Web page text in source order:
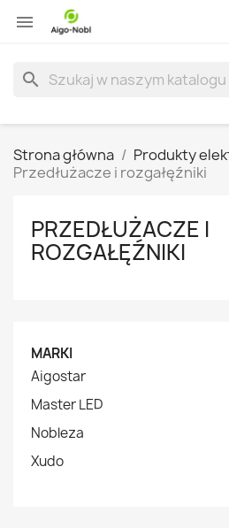

search
Strona główna
Produkty
Przedłużacze i rozgałęźniki
PRZEDŁUŻACZE I
ROZGAŁĘŹNIKI
MARKI
Aigostar
Master LED
Nobleza
Xudo